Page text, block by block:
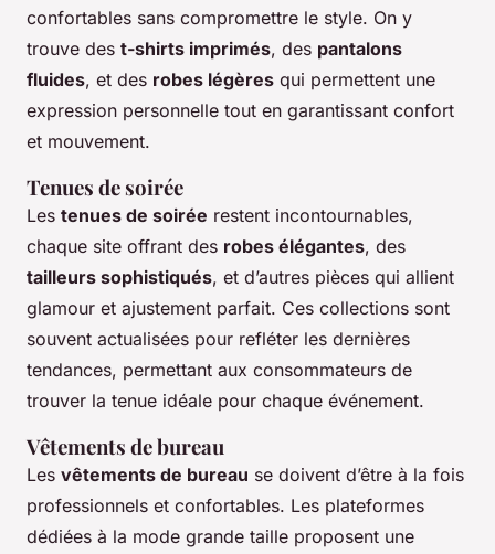
confortables sans compromettre le style. On y
trouve des t-shirts imprimés, des pantalons
fluides, et des robes légères qui permettent une
expression personnelle tout en garantissant confort
et mouvement.
Tenues de soirée
Les tenues de soirée restent incontournables,
chaque site offrant des robes élégantes, des
tailleurs sophistiqués, et d’autres pièces qui allient
glamour et ajustement parfait. Ces collections sont
souvent actualisées pour refléter les dernières
tendances, permettant aux consommateurs de
trouver la tenue idéale pour chaque événement.
Vêtements de bureau
Les vêtements de bureau se doivent d’être à la fois
professionnels et confortables. Les plateformes
dédiées à la mode grande taille proposent une